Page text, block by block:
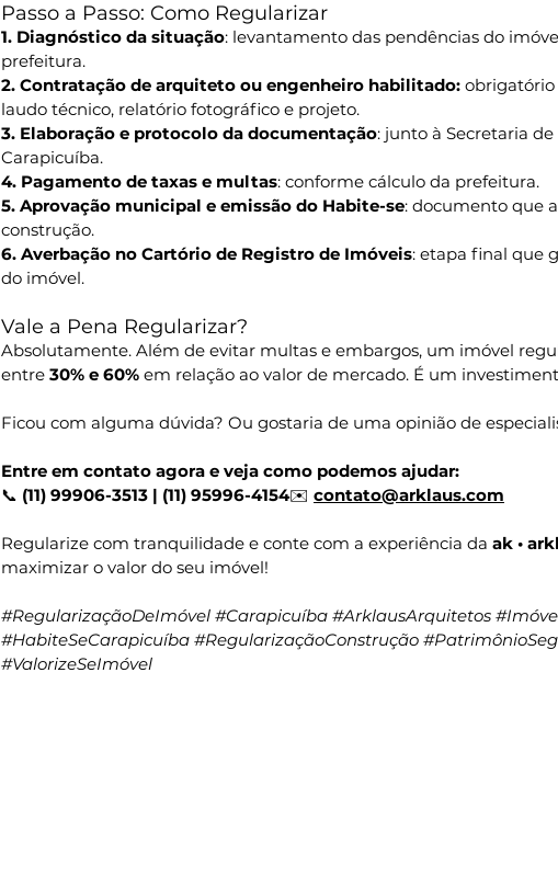
Passo a Passo: Como Regularizar
1. Diagnóstico da situação: levantamento das pendências do
prefeitura.
2. Contratação de arquiteto ou engenheiro habilitado: obrigatório
laudo técnico, relatório fotográfico e projeto.
3. Elaboração e protocolo da documentação: junto à Secretaria
Carapicuíba.
4. Pagamento de taxas e multas: conforme cálculo da prefeitura.
5. Aprovação municipal e emissão do Habite-se: documento que
construção.
6. Averbação no Cartório de Registro de Imóveis: etapa final que
do imóvel.
Vale a Pena Regularizar?
Absolutamente. Além de evitar multas e embargos, um imóvel
entre 30% e 60% em relação ao valor de mercado. É um
Ficou com alguma dúvida? Ou gostaria de uma opinião de
Entre em contato agora e veja como podemos ajudar:
📞 (11) 99906-3513 | (11) 95996-4154✉️ contato@arklaus.com
Regularize com tranquilidade e conte com a experiência da ak •
maximizar o valor do seu imóvel!
#RegularizaçãoDeImóvel #Carapicuíba #ArklausArquitetos
#HabiteSeCarapicuíba #RegularizaçãoConstrução
#ValorizeSeImóvel